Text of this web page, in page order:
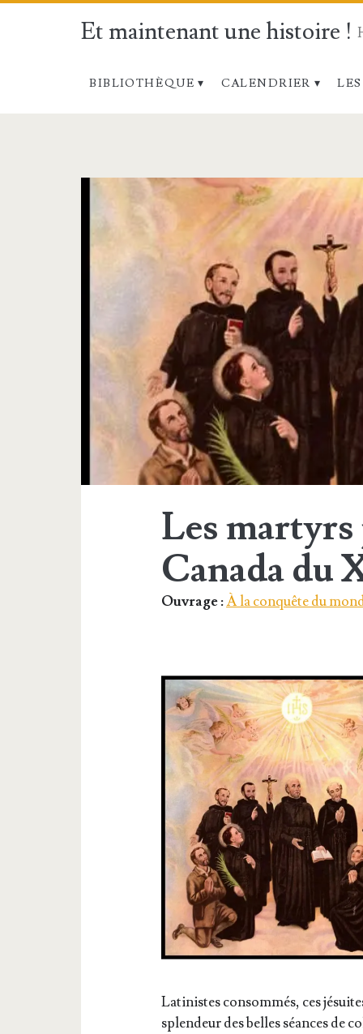
Et maintenant une histoire !
BIBLIOTHÈQUE CALENDRIER
<span>Huron</
Les
Canada du
Ouvrage :À la conquête du
Lati­nistes consom­més, ces
splen­deur des belles séances de